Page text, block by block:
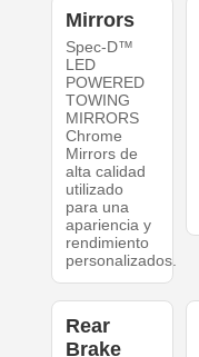
Mirrors
Spec-D™
LED
POWERED
TOWING
MIRRORS
Chrome
Mirrors de
alta calidad
utilizado
para una
apariencia y
rendimiento
personalizados.
Rear
Brake